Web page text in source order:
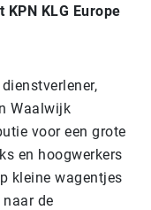
KLG Europe
Waalwijk
voor een grote
en hoogwerkers
kleine wagentjes
de